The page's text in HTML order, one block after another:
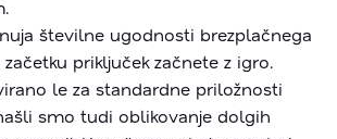
številne ugodnosti brezplačnega
priključek začnete z igro.
le za standardne priložnosti
smo tudi oblikovanje dolgih